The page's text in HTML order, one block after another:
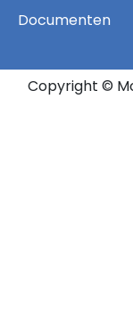
Documenten
Copyright ©